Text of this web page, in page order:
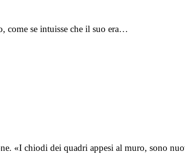
come se intuisse che il suo era…
«I chiodi dei quadri appesi al muro, sono